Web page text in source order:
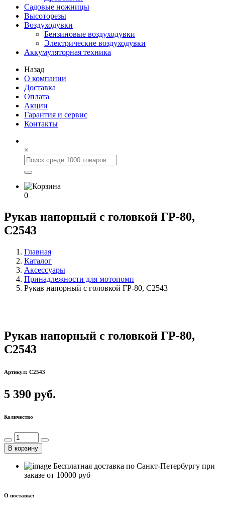
Садовые ножницы
Высоторезы
Воздуходувки
Бензиновые воздуходувки
Электрические воздуходувки
Аккумуляторная техника
Назад
О компании
Доставка
Оплата
Акции
Гарантия и сервис
Контакты
×
0
Рукав напорный с головкой ГР-80,
С2543
Главная
Каталог
Аксессуары
Принадлежности для мотопомп
Рукав напорный с головкой ГР-80, С2543
Рукав напорный с головкой ГР-80,
С2543
Артикул: C2543
5 390 руб.
Количество
В корзину
Бесплатная доставка по Санкт-Петербургу при
заказе от 10000 руб
О поставке: